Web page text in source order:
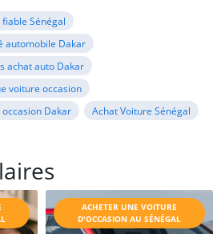
Sénégal
automobile Dakar
achat auto Dakar
voiture occasion
Dakar
Achat Voiture Sénégal
ACHETER UNE VOITURE
D'OCCASION AU SÉNÉGAL